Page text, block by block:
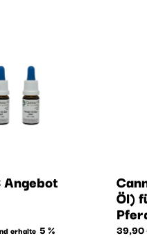
Angebot
erhalte 5 %
Öl)
39,90